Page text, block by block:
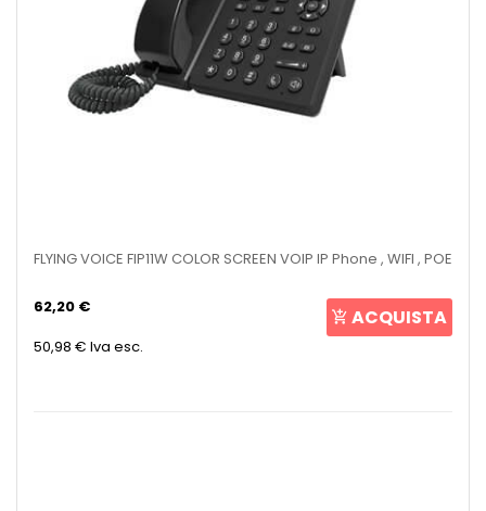
FLYING VOICE FIP11W COLOR SCREEN VOIP IP Phone , WIFI , POE
62,20 €
50,98 € Iva esc.
ACQUISTA